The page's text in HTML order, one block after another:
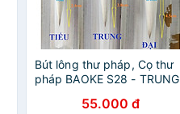
Bút lông thư pháp, Cọ thư
pháp BAOKE S28 - TRUNG
55.000 đ